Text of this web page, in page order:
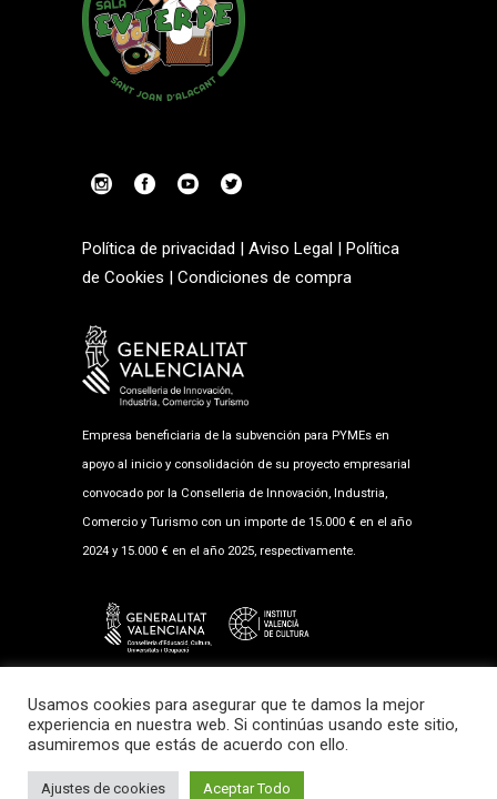
Política de privacidad Aviso Legal
Política
de Cookies
Condiciones de compra
Empresa beneficiaria de la subvención para PYMEs en
apoyo al inicio y consolidación de su proyecto empresarial
convocado por la Conselleria de Innovación, Industria,
Comercio y Turismo con un importe de 15.000 € en el año
2024 y 15.000 € en el año 2025, respectivamente.
2025 en la modalidad de Salas de Exhibición con un
importe de 17.987,89 €.
Diseño Web VooDooRooM
Usamos cookies para asegurar que te damos la mejor
experiencia en nuestra web. Si continúas usando este sitio,
asumiremos que estás de acuerdo con ello.
Ajustes de cookies Aceptar Todo